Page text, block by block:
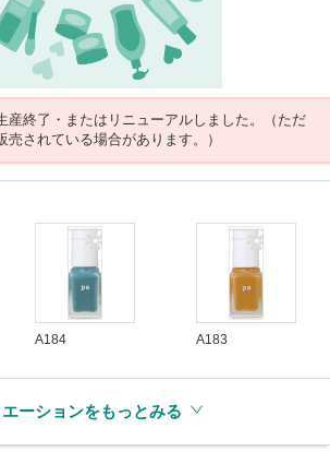
産終了・またはリニューアルしました。（ただ
売されている場合があります。）
A184 A183
ーションをもっとみる